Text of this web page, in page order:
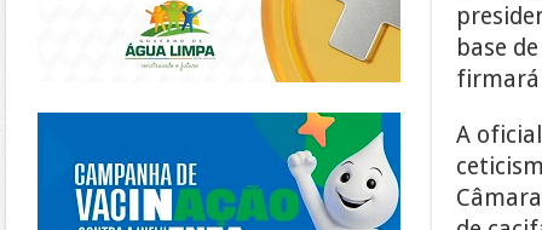
base
firmará
A
https://piracanjuba.go.gov.br/